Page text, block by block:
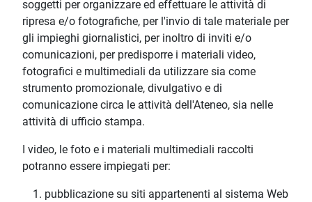
soggetti per organizzare ed effettuare le attività di
ripresa e/o fotografiche, per l'invio di tale materiale per
gli impieghi giornalistici, per inoltro di inviti e/o
comunicazioni, per predisporre i materiali video,
fotografici e multimediali da utilizzare sia come
strumento promozionale, divulgativo e di
comunicazione circa le attività dell'Ateneo, sia nelle
attività di ufficio stampa.
I video, le foto e i materiali multimediali raccolti
potranno essere impiegati per:
pubblicazione su siti appartenenti al sistema Web